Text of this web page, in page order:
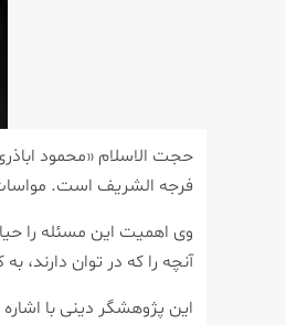
حجت الاسلام «محمود
فرجه الشریف است.
وی اهمیت این مسئله را
آنچه را که در توان دارند،